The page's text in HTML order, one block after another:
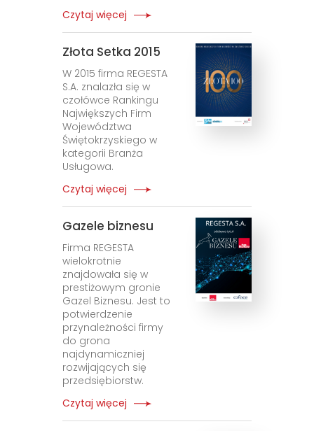
Czytaj więcej
Złota Setka 2015
W 2015 firma REGESTA
S.A. znalazła się w
czołówce Rankingu
Największych Firm
Województwa
Świętokrzyskiego w
kategorii Branża
Usługowa.
Czytaj więcej
Gazele biznesu
Firma REGESTA
wielokrotnie
znajdowała się w
prestiżowym gronie
Gazel Biznesu. Jest to
potwierdzenie
przynależności firmy
do grona
najdynamiczniej
rozwijających się
przedsiębiorstw.
Czytaj więcej